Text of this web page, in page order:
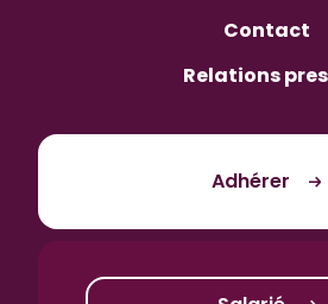
Contact
Relations
Adhérer